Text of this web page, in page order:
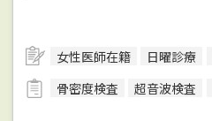
女性医師在籍 日曜診療
骨密度検査
超音波検査